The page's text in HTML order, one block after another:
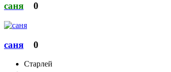
саня 0
саня 0
Старлей